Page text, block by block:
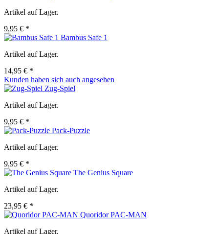
Artikel auf Lager.
9,95 € *
Bambus Safe 1
Artikel auf Lager.
14,95 € *
Kunden haben sich auch angesehen
Zug-Spiel
Artikel auf Lager.
9,95 € *
Pack-Puzzle
Artikel auf Lager.
9,95 € *
The Genius Square
Artikel auf Lager.
23,95 € *
Quoridor PAC-MAN
Artikel auf Lager.